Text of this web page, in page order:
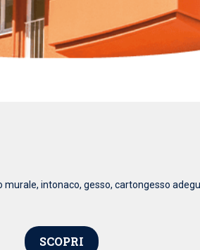
intonaco, gesso, cartongesso
SCOPRI